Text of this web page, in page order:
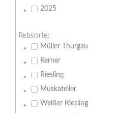
2025
Rebsorte:
Müller Thurgau
Kerner
Riesling
Muskateller
Weißer Riesling